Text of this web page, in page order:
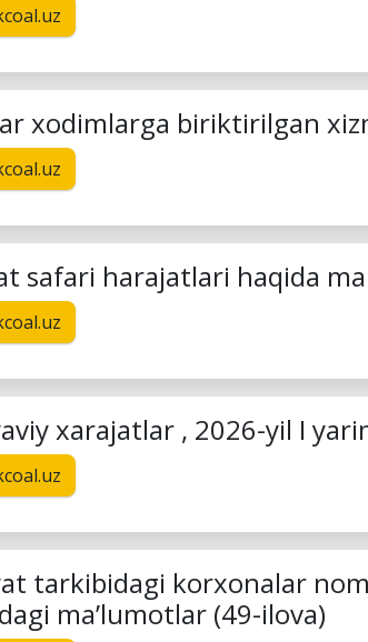
xodimlarga biriktirilgan
safari harajatlari haqida
xarajatlar , 2026-yil I
tarkibidagi korxonalar
ma’lumotlar (49-ilova)